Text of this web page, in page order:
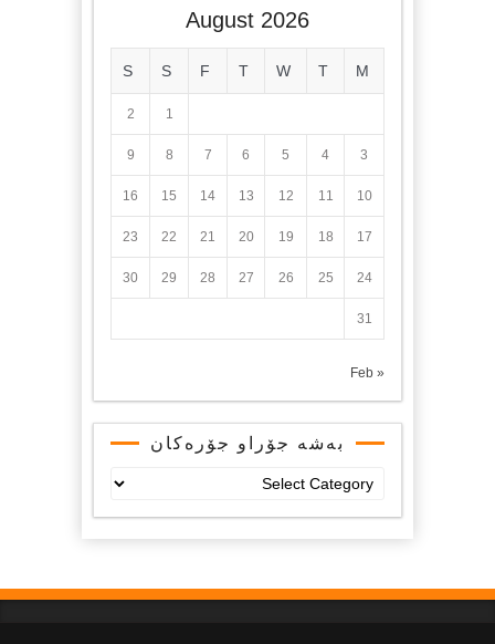
August 2026
M
T
W
T
F
S
S
1
2
3
4
5
6
7
8
9
10
11
12
13
14
15
16
17
18
19
20
21
22
23
24
25
26
27
28
29
30
31
« Feb
بەشە جۆراو جۆرەکان
جۆرەکان